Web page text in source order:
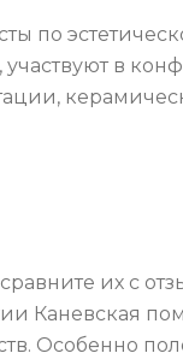
по
в
их с
Каневская
Особенно